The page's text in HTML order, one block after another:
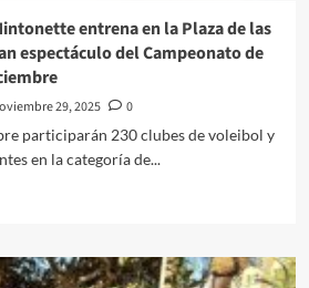
entrena en la Plaza de las
espectáculo del Campeonato de
29, 2025
0
participarán 230 clubes de voleibol y
en la categoría de...